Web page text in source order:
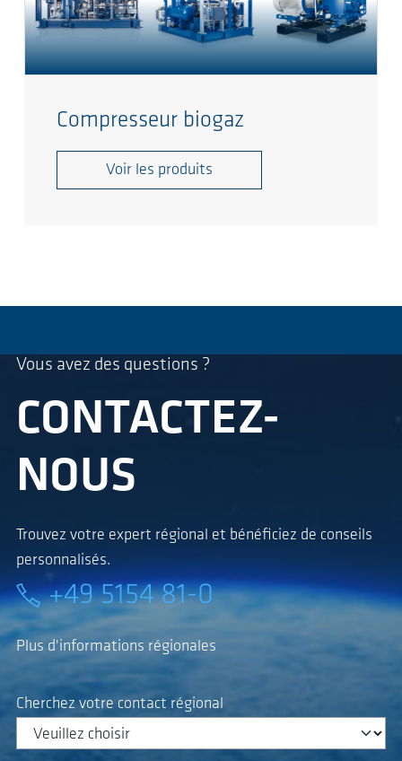
Compresseur biogaz
Voir les produits
Vous avez des questions ?
CONTACTEZ-
NOUS
Trouvez votre expert régional et bénéficiez de conseils
personnalisés.
+49 5154 81-0
Plus d'informations régionales
Cherchez votre contact régional